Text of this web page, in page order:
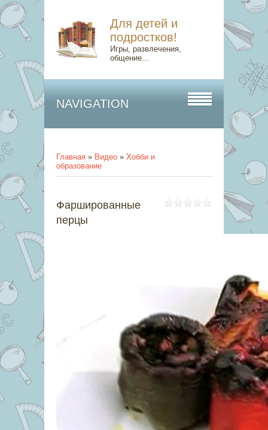
Для детей и
подростков!
Игры, развлечения,
общение...
NAVIGATION
Главная » Видео » Хобби и
образование
Фаршированные
перцы